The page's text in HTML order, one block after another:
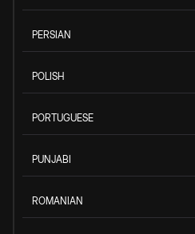
PERSIAN
POLISH
PORTUGUESE
PUNJABI
ROMANIAN